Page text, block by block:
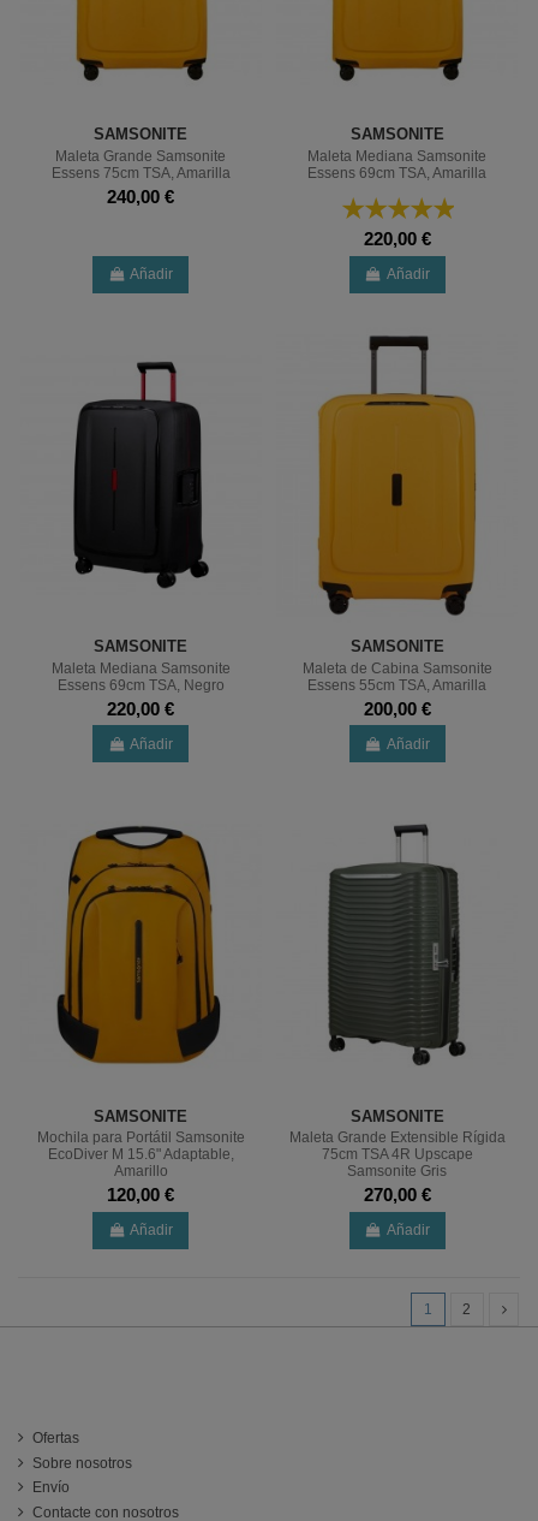
SAMSONITE
Maleta Grande Samsonite
Essens 75cm TSA, Amarilla
240,00 €
Añadir
SAMSONITE
Maleta Mediana Samsonite
Essens 69cm TSA, Amarilla
220,00 €
Añadir
SAMSONITE
Maleta Mediana Samsonite
Essens 69cm TSA, Negro
220,00 €
Añadir
SAMSONITE
Maleta de Cabina Samsonite
Essens 55cm TSA, Amarilla
200,00 €
Añadir
SAMSONITE
Mochila para Portátil Samsonite
EcoDiver M 15.6" Adaptable,
Amarillo
120,00 €
Añadir
SAMSONITE
Maleta Grande Extensible Rígida
75cm TSA 4R Upscape
Samsonite Gris
270,00 €
Añadir
1 2
Ofertas
Sobre nosotros
Envío
Contacte con nosotros